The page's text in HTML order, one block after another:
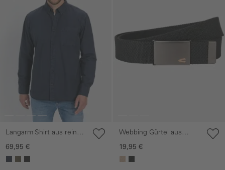
Langarm Shirt aus reiner
Baumwolle mit Button-
Brusttasche
69,95 €
Webbing Gürtel aus
reiner Baumwolle mit
Schnallenverschluss
19,95 €